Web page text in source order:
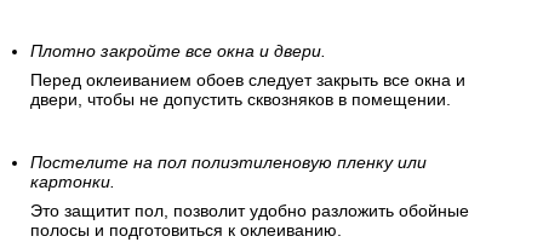
Плотно закройте все окна и двери.
Перед оклеиванием обоев следует закрыть все окна и
двери, чтобы не допустить сквозняков в помещении.
Постелите на пол полиэтиленовую пленку или
картонки.
Это защитит пол, позволит удобно разложить обойные
полосы и подготовиться к оклеиванию.